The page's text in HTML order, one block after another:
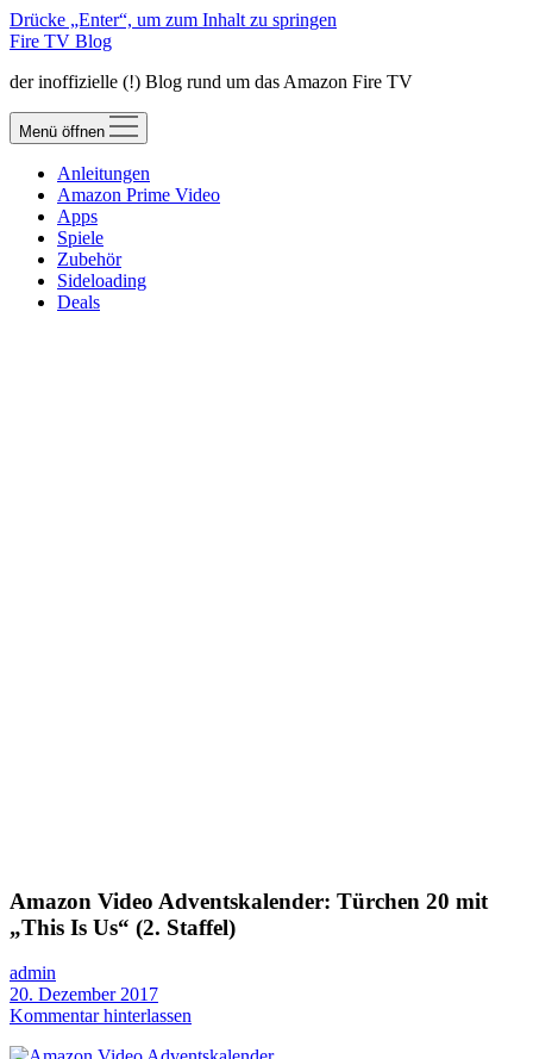
Drücke „Enter“, um zum Inhalt zu springen
Fire TV Blog
der inoffizielle (!) Blog rund um das Amazon Fire TV
Menü öffnen
Anleitungen
Amazon Prime Video
Apps
Spiele
Zubehör
Sideloading
Deals
Amazon Video Adventskalender: Türchen 20 mit
„This Is Us“ (2. Staffel)
admin
20. Dezember 2017
Kommentar hinterlassen